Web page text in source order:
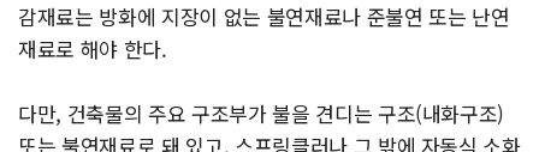
감재료는 방화에 지장이 없는 불연재료나 준불연 또는 난연
재료로 해야 한다.
다만, 건축물의 주요 구조부가 불을 견디는 구조(내화구조)
또는 불연재료로 돼 있고, 스프링클러나 그 밖에 자동식 소화